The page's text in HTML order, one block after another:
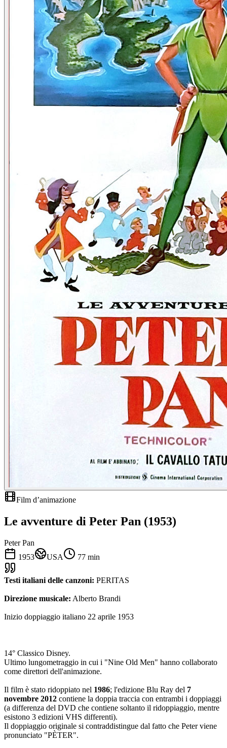
Film d’animazione
Le avventure di Peter Pan (1953)
Peter Pan
1953
USA 77 min
Testi italiani delle canzoni: PERITAS
Direzione musicale: Alberto Brandi
Inizio doppiaggio italiano 22 aprile 1953
14° Classico Disney.
Ultimo lungometraggio in cui i "Nine Old Men" hanno collaborato
come direttori dell'animazione.
Il film è stato ridoppiato nel 1986; l'edizione Blu Ray del 7
novembre 2012 contiene la doppia traccia con entrambi i doppiaggi
(a differenza del DVD che contiene soltanto il ridoppiaggio, mentre
esistono 3 edizioni VHS differenti).
Il doppiaggio originale si contraddistingue dal fatto che Peter viene
pronunciato "PÈTER".